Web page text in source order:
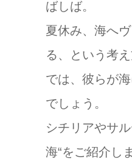
ばしば。
夏休み、海へ
る、という考
では、彼らが
でしょう。
シチリアやサ
海“をご紹介し